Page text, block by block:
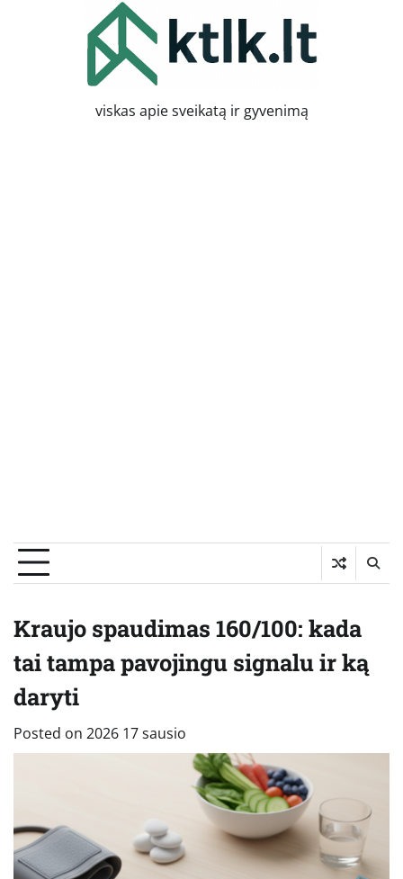
viskas apie sveikatą ir gyvenimą
Kraujo spaudimas 160/100: kada
tai tampa pavojingu signalu ir ką
daryti
Posted on 2026 17 sausio